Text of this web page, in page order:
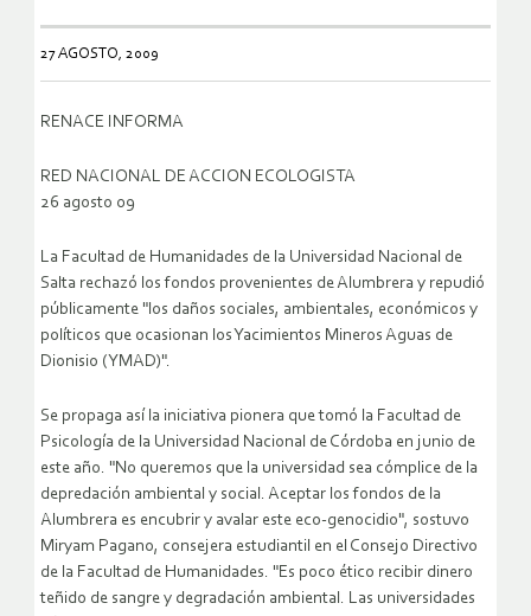
27 AGOSTO, 2009
RENACE INFORMA
RED NACIONAL DE ACCION ECOLOGISTA
26 agosto 09
La Facultad de Humanidades de la Universidad Nacional de
Salta rechazó los fondos provenientes de Alumbrera y repudió
públicamente "los daños sociales, ambientales, económicos y
políticos que ocasionan los Yacimientos Mineros Aguas de
Dionisio (YMAD)".
Se propaga así la iniciativa pionera que tomó la Facultad de
Psicología de la Universidad Nacional de Córdoba en junio de
este año. "No queremos que la universidad sea cómplice de la
depredación ambiental y social. Aceptar los fondos de la
Alumbrera es encubrir y avalar este eco-genocidio", sostuvo
Miryam Pagano, consejera estudiantil en el Consejo Directivo
de la Facultad de Humanidades. "Es poco ético recibir dinero
teñido de sangre y degradación ambiental. Las universidades